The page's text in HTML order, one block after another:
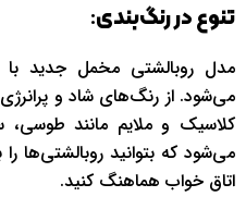
تنوع در رنگ‌بندی:
مدل روبالشتی مخمل جدید با
می‌شود. از رنگ‌های شاد و
کلاسیک و ملایم مانند
می‌شود که بتوانید روبالشتی‌ها
اتاق خواب هماهنگ کنید.